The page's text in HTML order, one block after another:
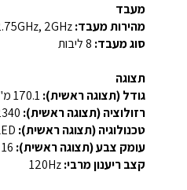
מעבד
מהירות מעבד:
סוג מעבד:
תצוגה
גודל (תצוגה ראשית):
רזולוציה (תצוגה ראשית):
טכנולוגיה (תצוגה ראשית):
עומק צבע (תצוגה ראשית):
קצב ריענון מרבי: